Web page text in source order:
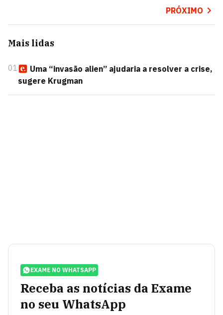
PRÓXIMO
Mais lidas
01
Uma “invasão alien” ajudaria a resolver a crise,
sugere Krugman
EXAME NO WHATSAPP
Receba as notícias da Exame
no seu WhatsApp